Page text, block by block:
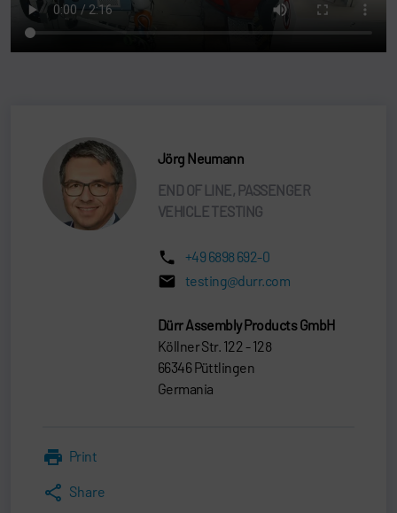
Jörg Neumann
END OF LINE, PASSENGER
VEHICLE TESTING
+49 6898 692-0
testing@durr.com
Dürr Assembly Products GmbH
Köllner Str. 122 - 128
66346 Püttlingen
Germania
Print
Share